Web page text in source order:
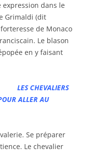
expression dans le
Grimaldi (dit
de Monaco
Le blason
en y faisant
LES CHEVALIERS
ALLER AU
Se préparer
Le chevalier